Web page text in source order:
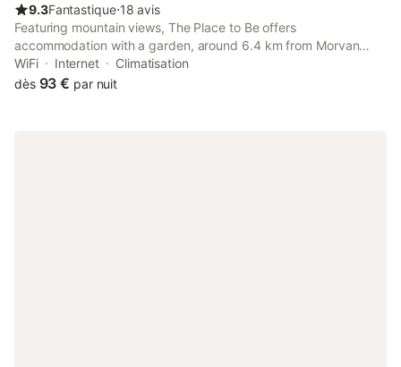
9.3Fantastique⋅18 avis
Featuring mountain views, The Place to Be offers
accommodation with a garden, around 6.4 km from Morvan
Regional Natural Park. Private parking is available on site at this
recently renovated property.
WiFi Internet
Climatisation
dès 93 € par nuit